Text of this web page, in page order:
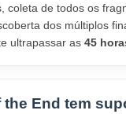
coleta de todos os
dos múltiplos
ultrapassar as45
the End tem